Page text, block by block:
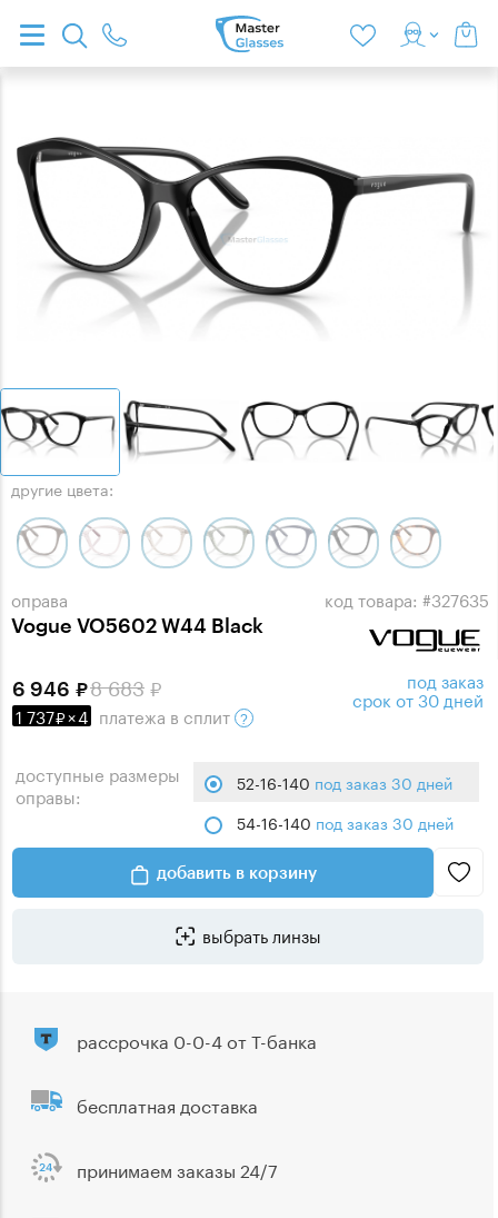
оправа
Vogue VO5602 W44 Black
код товара: #327635
другие цвета:
8 683
6 946
1 737 ×4 платежа в сплит
под заказ
срок от 30 дней
доступные размеры
оправы:
52-16-140 под заказ 30 дней
54-16-140 под заказ 30 дней
добавить в корзину
выбрать линзы
рассрочка 0-0-4 от Т-банка
бесплатная доставка
принимаем заказы 24/7